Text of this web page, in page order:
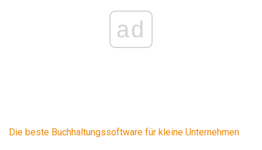
ad
Die beste Buchhaltungssoftware für kleine Unternehmen